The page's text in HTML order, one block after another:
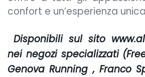
confort e un’esperienza
Disponibili sul sito
nei negozi specializzati
Genova Running , Franco